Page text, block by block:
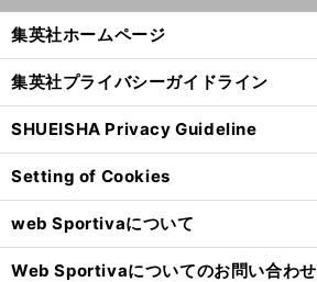
集英社ホームページ
集英社プライバシーガイドライン
SHUEISHA Privacy Guideline
Setting of Cookies
web Sportivaについて
Web Sportivaについてのお問い合わせ